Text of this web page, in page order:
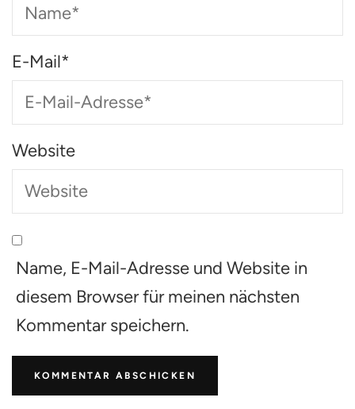
E-Mail*
Website
Name, E-Mail-Adresse und Website in
diesem Browser für meinen nächsten
Kommentar speichern.